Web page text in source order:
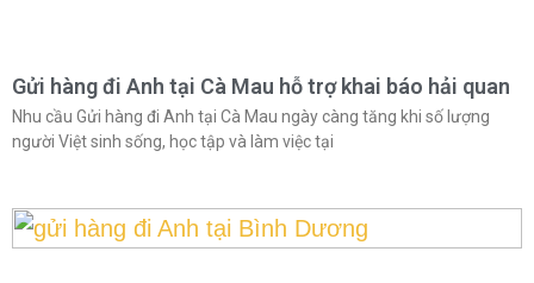
Gửi hàng đi Anh tại Cà Mau hỗ trợ khai báo hải quan
Nhu cầu Gửi hàng đi Anh tại Cà Mau ngày càng tăng khi số lượng
người Việt sinh sống, học tập và làm việc tại